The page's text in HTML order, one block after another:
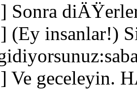
Sonra
(Ey insanlar!)
Ve geceleyin.